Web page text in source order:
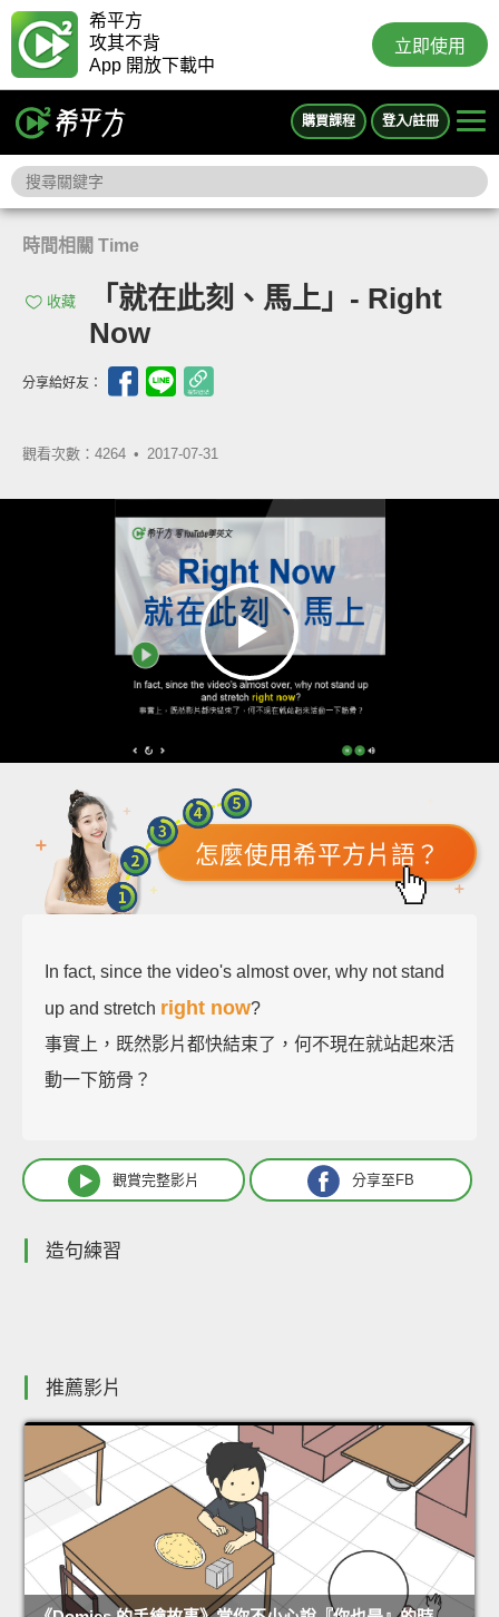
希平方
攻其不背
App 開放下載中
立即使用
購買課程 登入/註冊
時間相關 Time
收藏
「就在此刻、馬上」- Right
Now
分享給好友：
觀看次數：4264 • 2017-07-31
怎麼使用希平方片語？
In fact, since the video's almost over, why not stand
up and stretch right now?
事實上，既然影片都快結束了，何不現在就站起來活
動一下筋骨？
觀賞完整影片 分享至FB
造句練習
推薦影片